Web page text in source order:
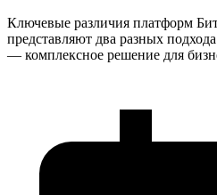
Ключевые различия платформ
представляют два разных
— комплексное решение для